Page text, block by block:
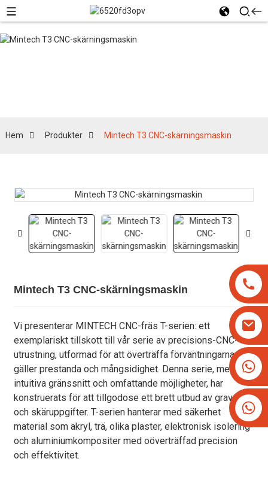
+16266628193
Hem Produkter Mintech T3 CNC-skärningsmaskin
Mintech T3 CNC-skärningsmaskin
Vi presenterar MINTECH CNC-fräs T-serien: ett
exemplariskt tillskott till vår serie av precisions-CNC-
utrustning, utformad för att överträffa förväntningarna vad
gäller prestanda och mångsidighet. Denna serie, med sitt
intuitiva gränssnitt och omfattande möjligheter, har
konstruerats för att tillgodose ett brett utbud av gravyr-
och skäruppgifter. T-serien hanterar med säkerhet
material som akryl, trä, olika plaster, elektronisk isolering
och aluminiumkompositer med oöverträffad precision
och effektivitet.